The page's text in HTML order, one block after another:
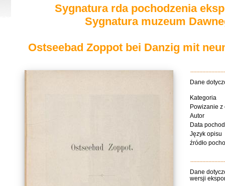
Sygnatura rda pochodzenia
Sygnatura muzeum
Ostseebad Zoppot bei Danzig mit
Dane
Kategoria
Powizanie z
Autor
Data
Język opisu
źródło
Dane
wersji